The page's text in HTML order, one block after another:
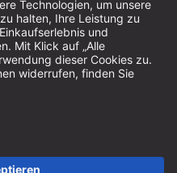
innerhalb
- ausgenommen